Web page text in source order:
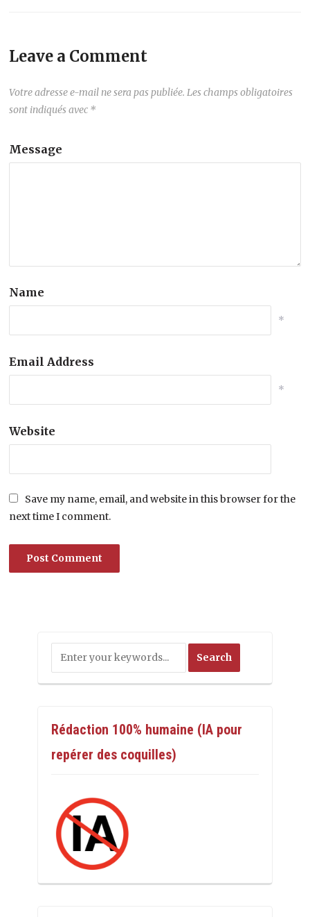
Leave a Comment
Votre adresse e-mail ne sera pas publiée. Les champs obligatoires
sont indiqués avec *
Message
Name
*
Email Address
*
Website
Save my name, email, and website in this browser for the
next time I comment.
Rédaction 100% humaine (IA pour
repérer des coquilles)